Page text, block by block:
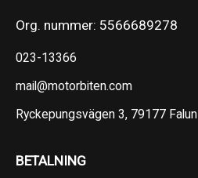
Org. nummer: 5566689278
023-13366
mail@motorbiten.com
Ryckepungsvägen 3, 79177 Falun
BETALNING